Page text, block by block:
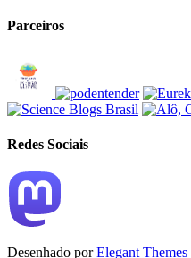
Parceiros
Redes Sociais
Desenhado porElegant Themes